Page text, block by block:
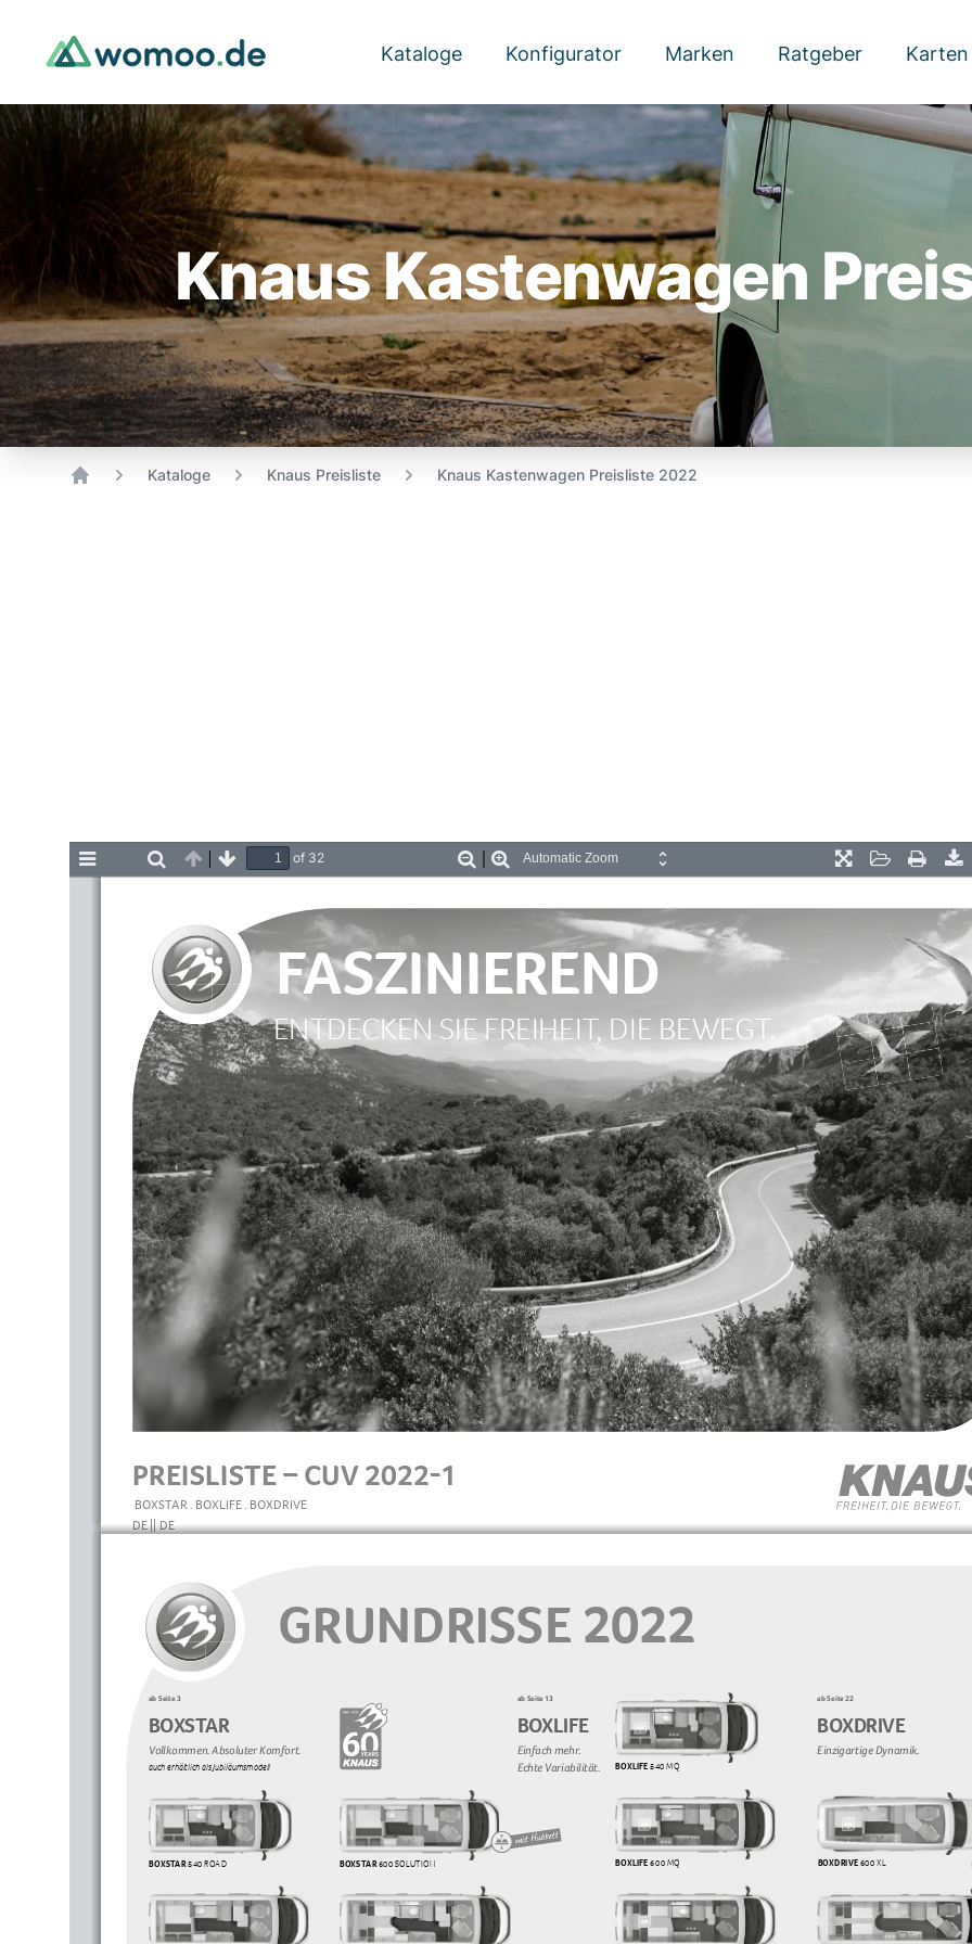
Kataloge Konfigurator Marken Ratgeber Karten
Knaus Kastenwagen
Kataloge Knaus Preisliste Knaus Kastenwagen Preisliste 2022
Find PreviousNext
of 32
Zoom
BOXSTAR . BOXLIFE . BOXDRIVE
DE || DE
PREISLISTE – CUV 2022-1
FASZINIEREND
ENTDECKEN SIE FREIHEIT, DIE BEWEGT.
GRUNDRISSE 2022
BOXSTAR 540 ROAD BOXSTAR 600 SOLUTION
ab Seite 3
B OX S TA R
Vollkommen. Absoluter Komfort.
auch erhältlich als Jubiläumsmodell
ab Seite 22
BOXDRIVE
Einzigartige Dynamik.
BOXLIFE 540 MQ
BOXLIFE 600 MQ
ab Seite 13
BOXLIFE
Einfach mehr.
Echte Variabilität.
BOXDRIVE 600 XL